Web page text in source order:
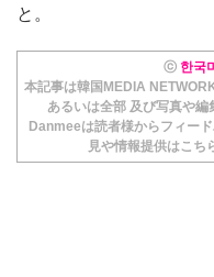
と。
ⓒ 한국
本記事は韓国MEDIA
あるいは全部 及び写真や編
Danmeeは読者様からフィー
見や情報提供はこち